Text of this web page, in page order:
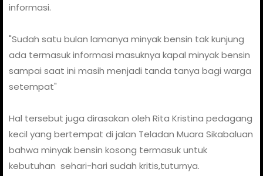
informasi.
"Sudah satu bulan lamanya minyak bensin tak kunjung
ada termasuk informasi masuknya kapal minyak bensin
sampai saat ini masih menjadi tanda tanya bagi warga
setempat"
Hal tersebut juga dirasakan oleh Rita Kristina pedagang
kecil yang bertempat di jalan Teladan Muara Sikabaluan
bahwa minyak bensin kosong termasuk untuk
kebutuhan sehari-hari sudah kritis,tuturnya.